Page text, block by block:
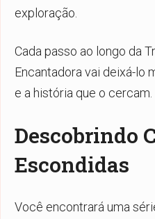
exploração.
Cada passo ao longo da
Encantadora vai deixá-lo
e a história que o cercam.
Descobrindo
Escondidas
Você encontrará uma